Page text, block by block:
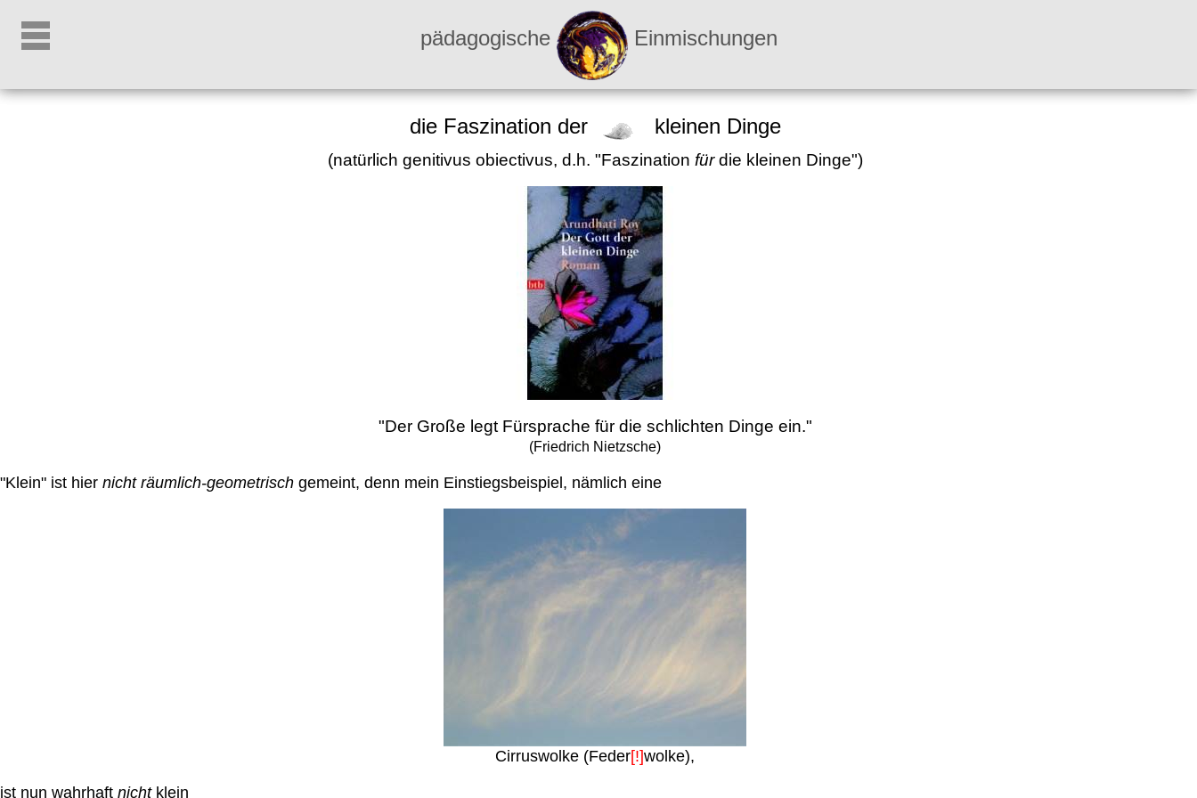
pädagogische Einmischungen